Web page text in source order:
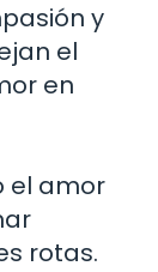
y
el
en
el amor
rotas.